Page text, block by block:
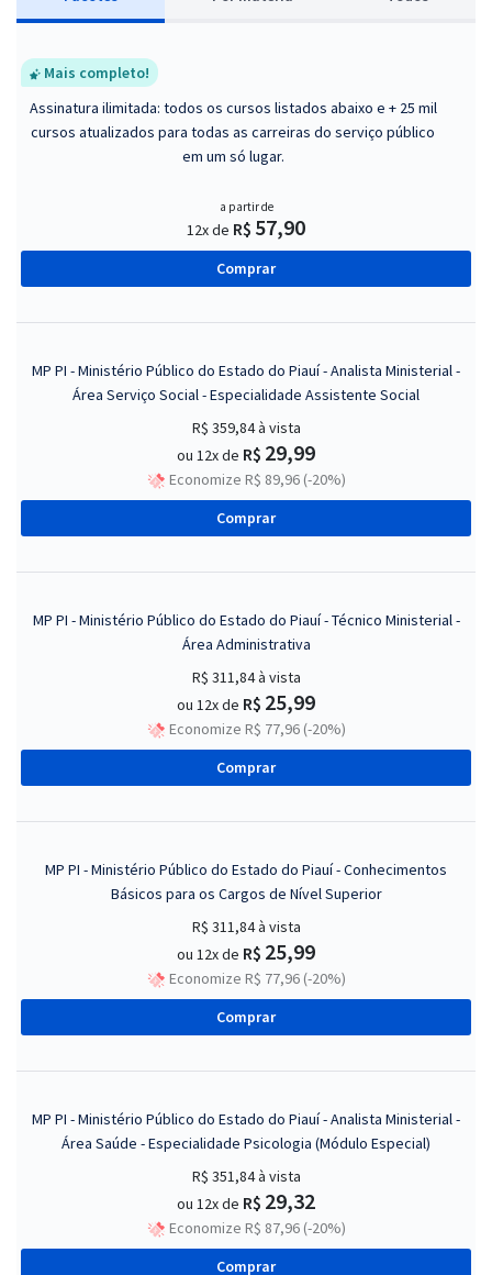
Mais completo!
Assinatura ilimitada: todos os cursos listados abaixo e + 25 mil
cursos atualizados para todas as carreiras do serviço público
em um só lugar.
a partir de
12x de R$ 57,90
Comprar
MP PI - Ministério Público do Estado do Piauí - Analista Ministerial -
Área Serviço Social - Especialidade Assistente Social
R$ 359,84à vista
ou 12x de R$ 29,99
Economize R$ 89,96 (-20%)
Comprar
MP PI - Ministério Público do Estado do Piauí - Técnico Ministerial -
Área Administrativa
R$ 311,84à vista
ou 12x de R$ 25,99
Economize R$ 77,96 (-20%)
Comprar
MP PI - Ministério Público do Estado do Piauí - Conhecimentos
Básicos para os Cargos de Nível Superior
R$ 311,84à vista
ou 12x de R$ 25,99
Economize R$ 77,96 (-20%)
Comprar
MP PI - Ministério Público do Estado do Piauí - Analista Ministerial -
Área Saúde - Especialidade Psicologia (Módulo Especial)
R$ 351,84à vista
ou 12x de R$ 29,32
Economize R$ 87,96 (-20%)
Comprar